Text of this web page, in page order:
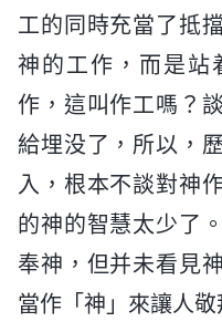
工的同時充當了抵
神的工作，而是站
作，這叫作工嗎？
給埋没了，所以，
入，根本不談對神
的神的智慧太少了
奉神，但并未看見
當作「神」來讓人敬